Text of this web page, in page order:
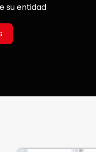
su entidad